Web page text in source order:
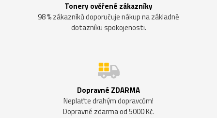
Tonery ověřené zákazníky
98 % zákazníků doporučuje nákup na základně
dotazníku spokojenosti.
Dopravné ZDARMA
Neplaťte drahým dopravcům!
Dopravné zdarma od 5000 Kč.